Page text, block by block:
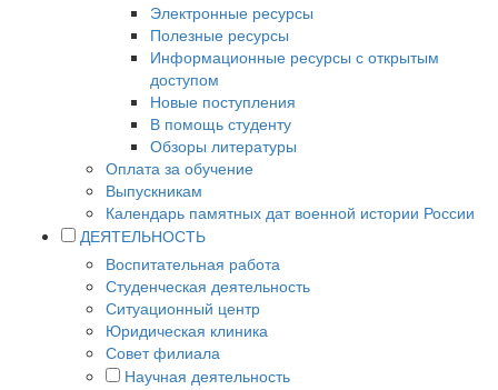
Электронные ресурсы
Полезные ресурсы
Информационные ресурсы с открытым
доступом
Новые поступления
В помощь студенту
Обзоры литературы
Оплата за обучение
Выпускникам
Календарь памятных дат военной истории России
ДЕЯТЕЛЬНОСТЬ
Воспитательная работа
Студенческая деятельность
Ситуационный центр
Юридическая клиника
Совет филиала
Научная деятельность